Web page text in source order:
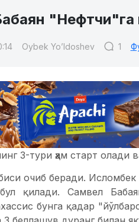
"Нефтчи"га
Oybek Yo’ldoshev 1
3-тури ҳам старт
очиб беради.
қилади. Самвел
бунга қадар